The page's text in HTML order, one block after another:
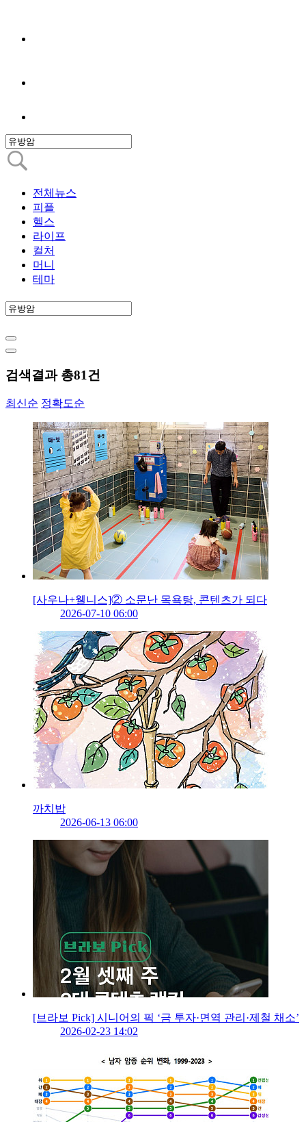
전체뉴스
피플
헬스
라이프
컬처
머니
테마
검색결과 총81건
최신순 정확도순
[사우나+웰니스]② 소문난 목욕탕, 콘텐츠가 되다
2026-07-10 06:00
까치밥
2026-06-13 06:00
[브라보 Pick] 시니어의 픽 ‘금 투자·면역 관리·제철 채소’
2026-02-23 14:02